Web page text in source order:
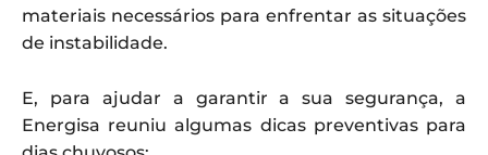
materiais necessários para enfrentar as situações
de instabilidade.
E, para ajudar a garantir a sua segurança, a
Energisa reuniu algumas dicas preventivas para